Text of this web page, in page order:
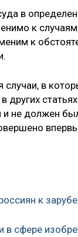
в
к
к
в
и не должен
к
в сфере